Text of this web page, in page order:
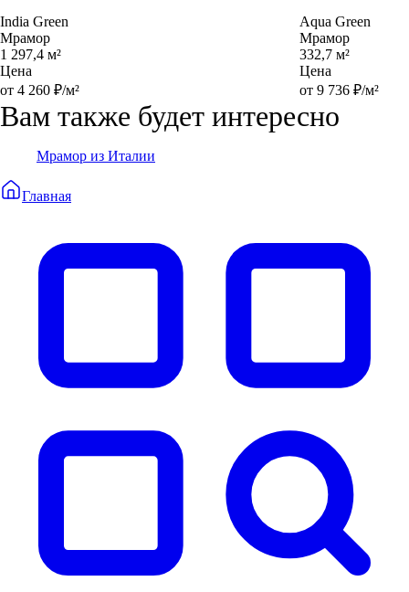
India Green
Мрамор
1 297,4 м²
Цена
от 4 260 ₽/м²
Aqua Green
Мрамор
332,7 м²
Цена
от 9 736 ₽/м²
Вам также будет интересно
Мрамор из Италии
Главная